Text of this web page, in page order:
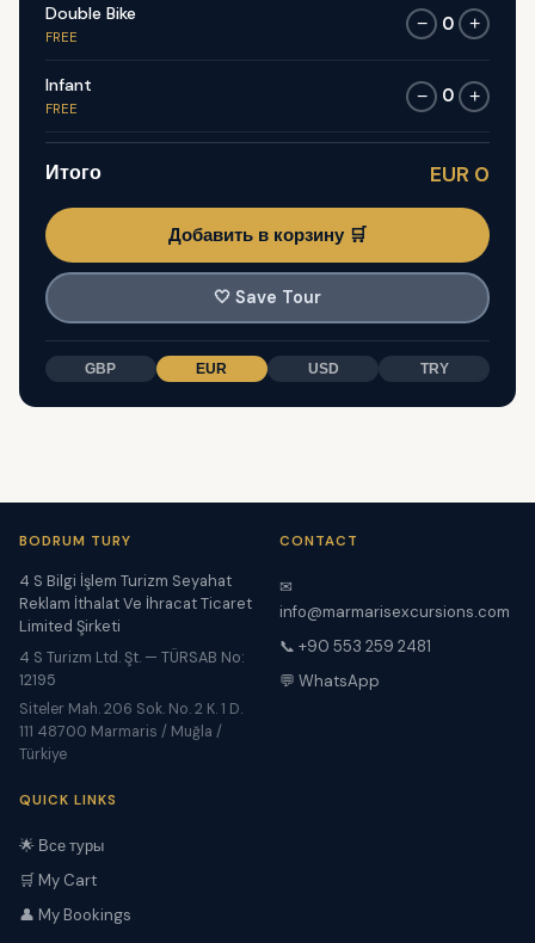
Double Bike
FREE
− 0 +
Infant
FREE
− 0 +
Итого EUR 0
Добавить в корзину 🛒
🤍 Save Tour
GBP EUR USD TRY
BODRUM TURY
4 S Bilgi İşlem Turizm Seyahat
Reklam İthalat Ve İhracat Ticaret
Limited Şirketi
4 S Turizm Ltd. Şt. — TÜRSAB No:
12195
Siteler Mah. 206 Sok. No. 2 K. 1 D.
111 48700 Marmaris / Muğla /
Türkiye
CONTACT
✉
info@marmarisexcursions.com
📞 +90 553 259 2481
💬 WhatsApp
QUICK LINKS
🌟 Все туры
🛒 My Cart
👤 My Bookings